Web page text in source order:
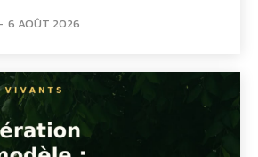
6 AOÛT 2026